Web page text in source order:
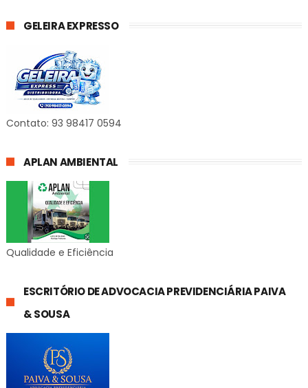
GELEIRA EXPRESSO
Contato: 93 98417 0594
APLAN AMBIENTAL
Qualidade e Eficiência
ESCRITÓRIO DE ADVOCACIA PREVIDENCIÁRIA PAIVA
& SOUSA